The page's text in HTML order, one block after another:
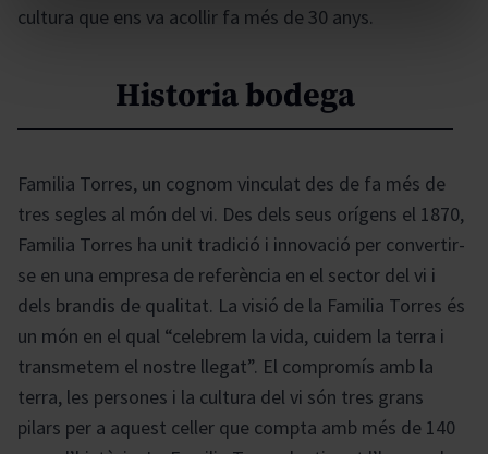
cultura que ens va acollir fa més de 30 anys.
Historia bodega
Familia Torres, un cognom vinculat des de fa més de
tres segles al món del vi. Des dels seus orígens el 1870,
Familia Torres ha unit tradició i innovació per convertir-
se en una empresa de referència en el sector del vi i
dels brandis de qualitat. La visió de la Familia Torres és
un món en el qual “celebrem la vida, cuidem la terra i
transmetem el nostre llegat”. El compromís amb la
terra, les persones i la cultura del vi són tres grans
pilars per a aquest celler que compta amb més de 140